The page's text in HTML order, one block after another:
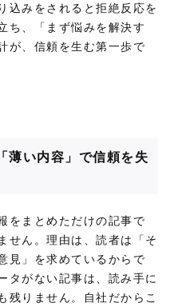
込みをされると拒絶反応を
ち、「まず悩みを解決す
が、信頼を生む第一歩で
薄い内容」で信頼を失
をまとめただけの記事で
せん。理由は、読者は「そ
見」を求めているからで
タがない記事は、読み手に
残りません。自社だからこ